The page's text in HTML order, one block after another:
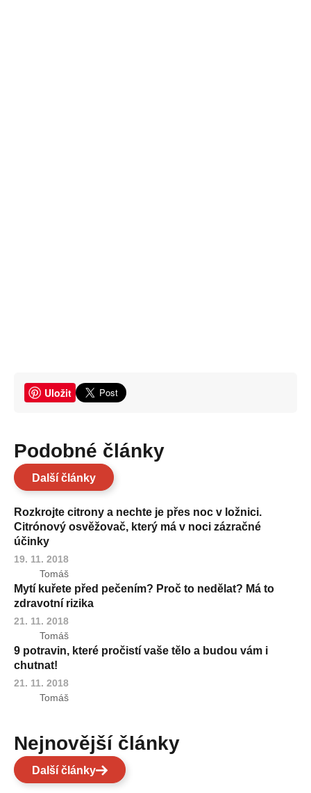
Uložit
Podobné články
Další články
Rozkrojte citrony a nechte je přes noc v ložnici.
Citrónový osvěžovač, který má v noci zázračné
účinky
19. 11. 2018
Tomáš
Mytí kuřete před pečením? Proč to nedělat? Má to
zdravotní rizika
21. 11. 2018
Tomáš
9 potravin, které pročistí vaše tělo a budou vám i
chutnat!
21. 11. 2018
Tomáš
Nejnovější články
Další články